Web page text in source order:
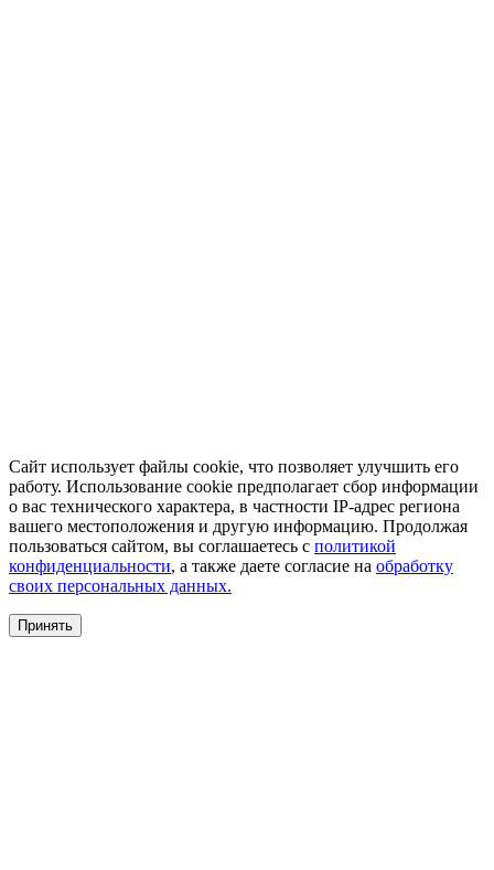
Сайт использует файлы cookie, что позволяет улучшить его
работу. Использование cookie предполагает сбор информации
о вас технического характера, в частности IP-адрес региона
вашего местоположения и другую информацию. Продолжая
пользоваться сайтом, вы соглашаетесь с политикой
конфиденциальности, а также даете согласие на обработку
своих персональных данных.
Принять